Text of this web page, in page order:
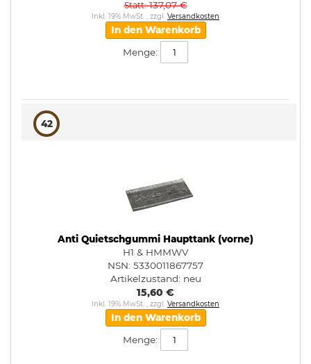
Statt 137,07 €
Inkl. 19% MwSt. , zzgl. Versandkosten
In den Warenkorb
Menge:
42
Anti Quietschgummi Haupttank (vorne)
H1 & HMMWV
NSN: 5330011867757
Artikelzustand: neu
15,60 €
Inkl. 19% MwSt. , zzgl. Versandkosten
In den Warenkorb
Menge: